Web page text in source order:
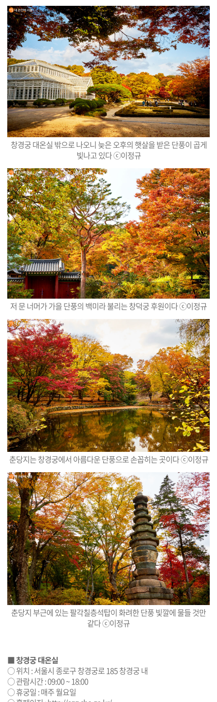
창경궁 대온실 밖으로 나오니 늦은 오후의 햇살을 받은 단풍이 곱게
빛나고 있다 ⓒ이정규
저 문 너머가 가을 단풍의 백미라 불리는 창덕궁 후원이다 ⓒ이정규
춘당지는 창경궁에서 아름다운 단풍으로 손꼽히는 곳이다 ⓒ이정규
춘당지 부근에 있는 팔각칠층석탑이 화려한 단풍 빛깔에 물들 것만
같다 ⓒ이정규
■창경궁 대온실
○ 위치 : 서울시 종로구 창경궁로 185 창경궁 내
○ 관람시간 : 09:00 ~ 18:00
○ 휴궁일 : 매주 월요일